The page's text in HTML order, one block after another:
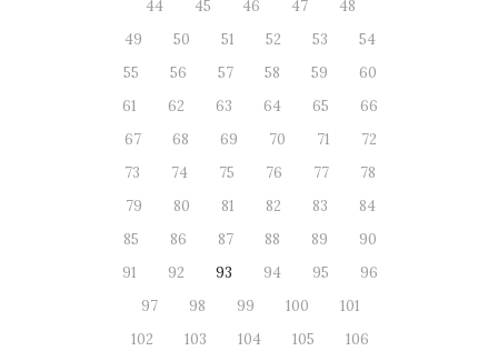
44 45 46 47
48
49
50 51 52 53
54
55
56 57 58 59
60
61
62 63 64 65
66
67
68 69 70 71
72
73
74 75 76 77
78
79
80 81 82 83
84
85
86 87 88 89
90
91
92 93 94 95
96
97
98 99 100
101
102
103 104 105
106